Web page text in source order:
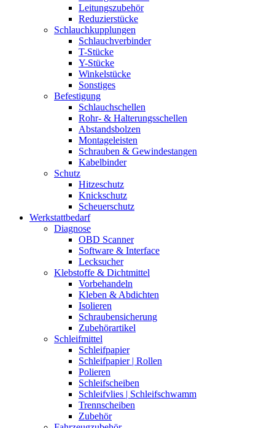
Leitungszubehör
Reduzierstücke
Schlauchkupplungen
Schlauchverbinder
T-Stücke
Y-Stücke
Winkelstücke
Sonstiges
Befestigung
Schlauchschellen
Rohr- & Halterungsschellen
Abstandsbolzen
Montageleisten
Schrauben & Gewindestangen
Kabelbinder
Schutz
Hitzeschutz
Knickschutz
Scheuerschutz
Werkstattbedarf
Diagnose
OBD Scanner
Software & Interface
Lecksucher
Klebstoffe & Dichtmittel
Vorbehandeln
Kleben & Abdichten
Isolieren
Schraubensicherung
Zubehörartikel
Schleifmittel
Schleifpapier
Schleifpapier | Rollen
Polieren
Schleifscheiben
Schleifvlies | Schleifschwamm
Trennscheiben
Zubehör